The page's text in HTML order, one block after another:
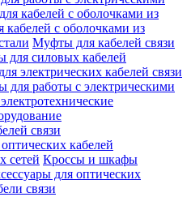
кабелей с оболочками из
с оболочками из
Муфты для кабелей связи
для силовых кабелей
электрических кабелей связи
работы с электрическими
связи
кабелей
сетей Кроссы и шкафы
для оптических
связи